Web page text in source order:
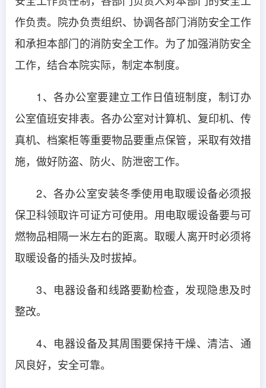
作负责。院办负责组织、协调各部门消防安全工作
和承担本部门的消防安全工作。为了加强消防安全
工作，结合本院实际，制定本制度。
1、各办公室要建立工作日值班制度，制订办
公室值班安排表。各办公室对计算机、复印机、传
真机、档案柜等重要物品要重点保管，采取有效措
施，做好防盗、防火、防泄密工作。
2、各办公室安装冬季使用电取暖设备必须报
保卫科领取许可证方可使用。用电取暖设备要与可
燃物品相隔一米左右的距离。取暖人离开时必须将
取暖设备的插头及时拔掉。
3、电器设备和线路要勤检查，发现隐患及时
整改。
4、电器设备及其周围要保持干燥、清洁、通
风良好，安全可靠。